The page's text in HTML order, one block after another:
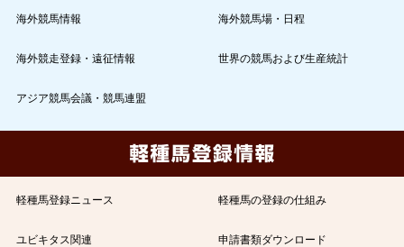
海外競馬情報 海外競馬場・日程
海外競走登録・遠征情報 世界の競馬および生産統計
アジア競馬会議・競馬連盟
軽種馬登録ニュース 軽種馬の登録の仕組み
ユビキタス関連 申請書類ダウンロード